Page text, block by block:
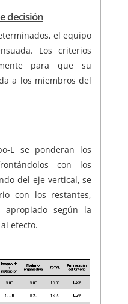
decisión
el equipo
Los criterios
para que su
a los miembros del
L se ponderan los
con los
del eje vertical, se
con los restantes,
según la
efecto.